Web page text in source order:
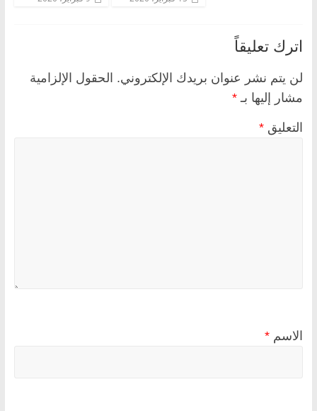
اترك تعليقاً
لن يتم نشر عنوان بريدك الإلكتروني. الحقول الإلزامية
مشار إليها بـ *
التعليق *
الاسم *